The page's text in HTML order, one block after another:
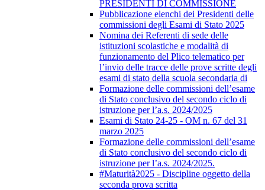
PRESIDENTI DI COMMISSIONE
Pubblicazione elenchi dei Presidenti delle
commissioni degli Esami di Stato 2025
Nomina dei Referenti di sede delle
istituzioni scolastiche e modalità di
funzionamento del Plico telematico per
l’invio delle tracce delle prove scritte degli
esami di stato della scuola secondaria di
Formazione delle commissioni dell’esame
di Stato conclusivo del secondo ciclo di
istruzione per l’a.s. 2024/2025
Esami di Stato 24-25 - OM n. 67 del 31
marzo 2025
Formazione delle commissioni dell’esame
di Stato conclusivo del secondo ciclo di
istruzione per l’a.s. 2024/2025.
#Maturità2025 - Discipline oggetto della
seconda prova scritta